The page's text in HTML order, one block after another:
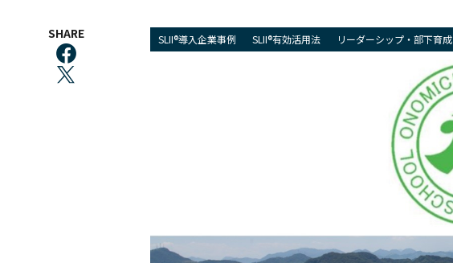
SHARE SLII®導入企業事例 SLII®有効活用法 リーダーシップ・部下育成
リソース
ブランチャード・
おすすめ:
クライアント企業の組織課題に対して、助言や具体的な事例紹介、また課題に対する解決策
バーチャル＆オンライン研修プログラム
ライセンス型
モデレーションとコミュニティ管理（C&M方式オンライン学習）
トレーニング・プロフェッショナル
チーム
高いポテンシャルを持つ個人貢献者を、初めてピープルマネージャーの役割に昇格させる場
経験豊富なリーダー
シニアリーダー
おすすめ:
このプログラムでは、参加者が職場におけるインクルージョンの知識を深め、積極的な提唱
学習者は、中核となる心理的ニーズ、価値観、才能、行動のパターンを特定することで、自
信頼関係の構築
コーチング・エッセンシャルズ
今後のウェブセミナー
【事例紹介】“やりっぱなし研修”を終わらせる ～北米ホンダの実践に学ぶ、組織全体で定